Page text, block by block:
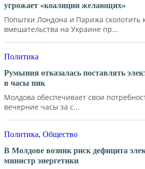
угрожает «коалиции желающих»
Попытки Лондона и Парижа сколотить
вмешательства на Украине пр...
Политика
Румыния отказалась поставлять
в часы пик
Молдова обеспечивает свои
вечерние часы за с...
Политика, Общество
В Молдове возник риск дефицита
министр энергетики